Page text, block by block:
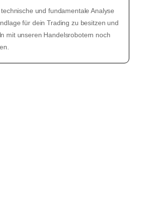
und fundamentale Analyse
für dein Trading zu besitzen und
mit unseren Handelsrobotern noch